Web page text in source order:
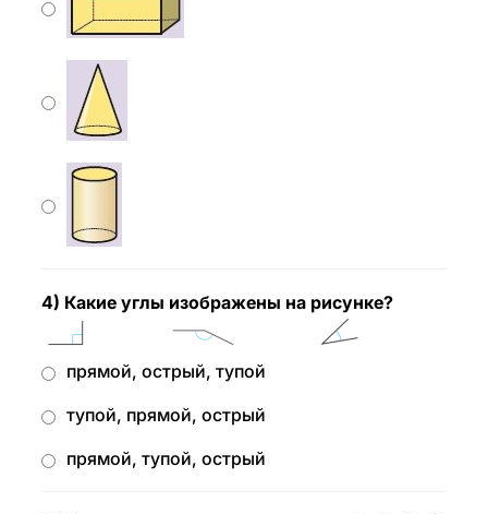
4) Какие углы изображены на рисунке?
прямой, острый, тупой
тупой, прямой, острый
прямой, тупой, острый